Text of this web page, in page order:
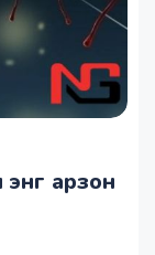
энг арзон